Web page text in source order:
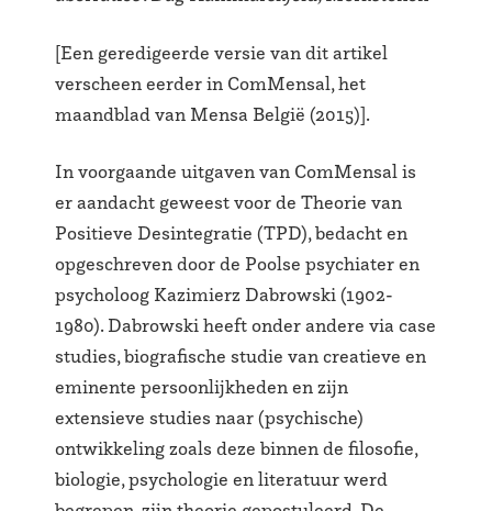
[Een geredigeerde versie van dit artikel
verscheen eerder in ComMensal, het
maandblad van Mensa België (2015)].
In voorgaande uitgaven van ComMensal is
er aandacht geweest voor de Theorie van
Positieve Desintegratie (TPD), bedacht en
opgeschreven door de Poolse psychiater en
psycholoog Kazimierz Dabrowski (1902-
1980). Dabrowski heeft onder andere via case
studies, biografische studie van creatieve en
eminente persoonlijkheden en zijn
extensieve studies naar (psychische)
ontwikkeling zoals deze binnen de filosofie,
biologie, psychologie en literatuur werd